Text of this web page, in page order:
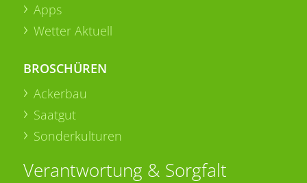
Apps
Wetter Aktuell
BROSCHÜREN
Ackerbau
Saatgut
Sonderkulturen
Verantwortung & Sorgfalt